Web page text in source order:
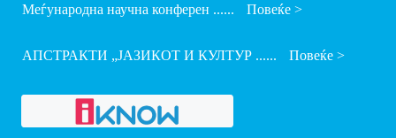
Меѓународна научна конферен ...... Повеќе >
АПСТРАКТИ „ЈАЗИКОТ И КУЛТУР ...... Повеќе >